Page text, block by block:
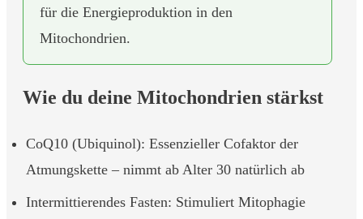
für die Energieproduktion in den
Mitochondrien.
Wie du deine Mitochondrien stärkst
CoQ10 (Ubiquinol): Essenzieller Cofaktor der
Atmungskette – nimmt ab Alter 30 natürlich ab
Intermittierendes Fasten: Stimuliert Mitophagie